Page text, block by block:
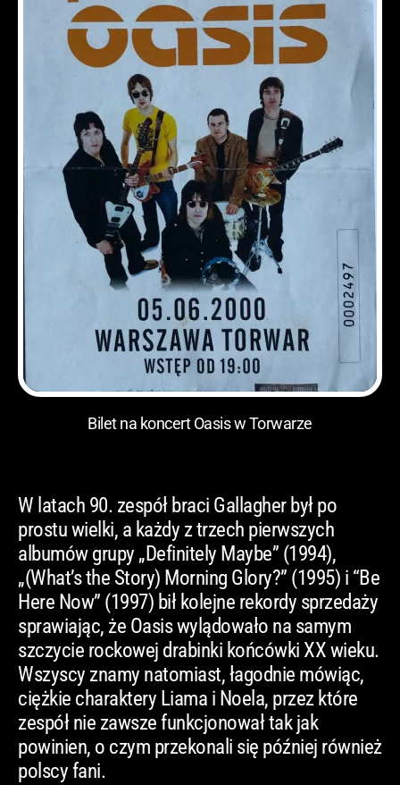
Bilet na koncert Oasis w Torwarze
W latach 90. zespół braci Gallagher był po
prostu wielki, a każdy z trzech pierwszych
albumów grupy „Definitely Maybe” (1994),
„(What’s the Story) Morning Glory?” (1995) i “Be
Here Now” (1997) bił kolejne rekordy sprzedaży
sprawiając, że Oasis wylądowało na samym
szczycie rockowej drabinki końcówki XX wieku.
Wszyscy znamy natomiast, łagodnie mówiąc,
ciężkie charaktery Liama i Noela, przez które
zespół nie zawsze funkcjonował tak jak
powinien, o czym przekonali się później również
polscy fani.